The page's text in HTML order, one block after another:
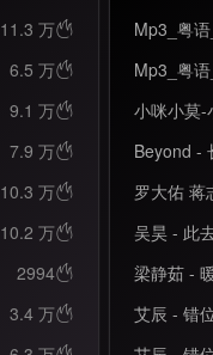
11.3 万
6.5 万
9.1 万
7.9 万
10.3 万
10.2 万
2994
3.4 万
Mp3_粤
Mp3_粤
吴昊 - 此
艾辰 - 错